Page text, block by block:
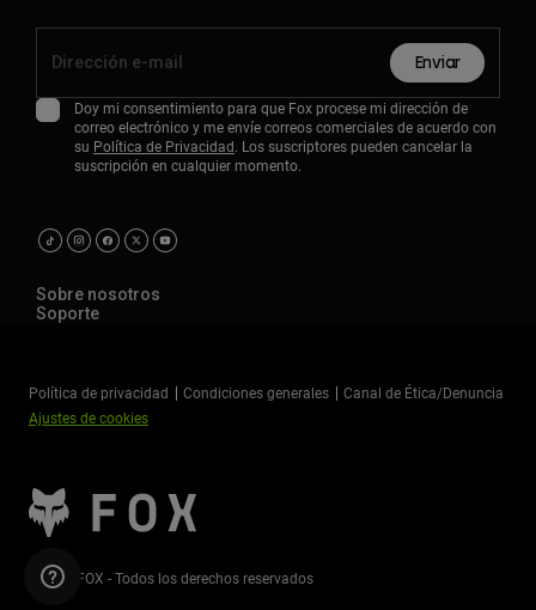
Enviar
Doy mi consentimiento para que Fox procese mi dirección de
correo electrónico y me envíe correos comerciales de acuerdo con
su Política de Privacidad. Los suscriptores pueden cancelar la
suscripción en cualquier momento.
Sobre nosotros
Soporte
Política de privacidad Condiciones generales
Canal de Ética/Denuncia
Ajustes de cookies
©2026 FOX - Todos los derechos reservados